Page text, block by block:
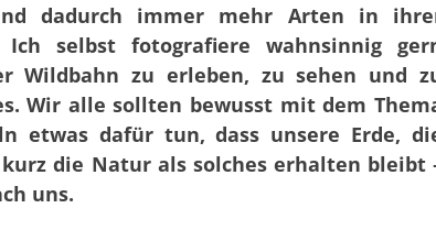
dadurch immer mehr Arten in
selbst fotografiere wahnsinnig
Wildbahn zu erleben, zu sehen und
Wir alle sollten bewusst mit dem
etwas dafür tun, dass unsere Erde,
die Natur als solches erhalten bleibt
uns.